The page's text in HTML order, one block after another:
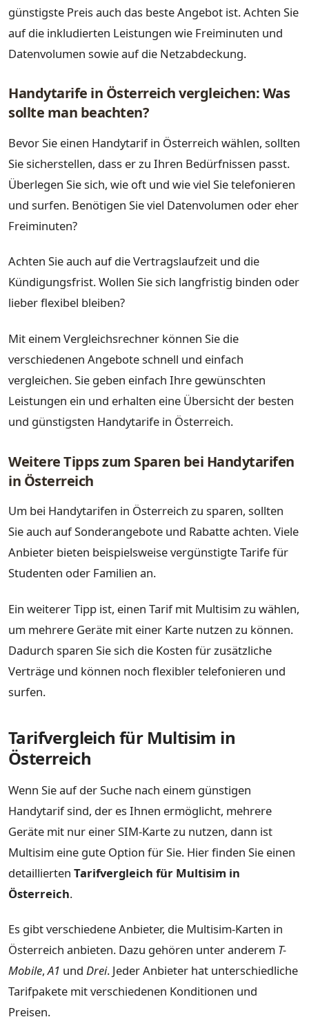
günstigste Preis auch das beste Angebot ist. Achten Sie
auf die inkludierten Leistungen wie Freiminuten und
Datenvolumen sowie auf die Netzabdeckung.
Handytarife in Österreich vergleichen: Was
sollte man beachten?
Bevor Sie einen Handytarif in Österreich wählen, sollten
Sie sicherstellen, dass er zu Ihren Bedürfnissen passt.
Überlegen Sie sich, wie oft und wie viel Sie telefonieren
und surfen. Benötigen Sie viel Datenvolumen oder eher
Freiminuten?
Achten Sie auch auf die Vertragslaufzeit und die
Kündigungsfrist. Wollen Sie sich langfristig binden oder
lieber flexibel bleiben?
Mit einem Vergleichsrechner können Sie die
verschiedenen Angebote schnell und einfach
vergleichen. Sie geben einfach Ihre gewünschten
Leistungen ein und erhalten eine Übersicht der besten
und günstigsten Handytarife in Österreich.
Weitere Tipps zum Sparen bei Handytarifen
in Österreich
Um bei Handytarifen in Österreich zu sparen, sollten
Sie auch auf Sonderangebote und Rabatte achten. Viele
Anbieter bieten beispielsweise vergünstigte Tarife für
Studenten oder Familien an.
Ein weiterer Tipp ist, einen Tarif mit Multisim zu wählen,
um mehrere Geräte mit einer Karte nutzen zu können.
Dadurch sparen Sie sich die Kosten für zusätzliche
Verträge und können noch flexibler telefonieren und
surfen.
Tarifvergleich für Multisim in
Österreich
Wenn Sie auf der Suche nach einem günstigen
Handytarif sind, der es Ihnen ermöglicht, mehrere
Geräte mit nur einer SIM-Karte zu nutzen, dann ist
Multisim eine gute Option für Sie. Hier finden Sie einen
detaillierten Tarifvergleich für Multisim in
Österreich.
Es gibt verschiedene Anbieter, die Multisim-Karten in
Österreich anbieten. Dazu gehören unter anderem T-
Mobile,A1 und Drei. Jeder Anbieter hat unterschiedliche
Tarifpakete mit verschiedenen Konditionen und
Preisen.